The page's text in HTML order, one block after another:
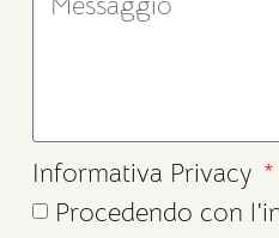
Informativa Privacy
Procedendo con